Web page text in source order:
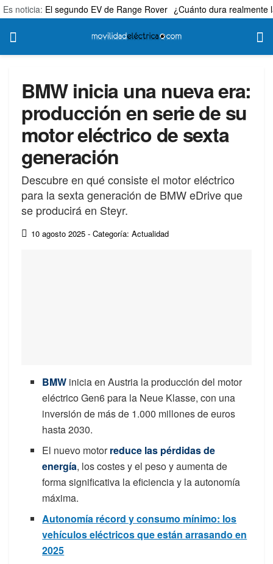
Es noticia: El segundo EV de Range Rover ¿Cuánto dura realmente
BMW inicia una nueva era:
producción en serie de su
motor eléctrico de sexta
generación
Descubre en qué consiste el motor eléctrico
para la sexta generación de BMW eDrive que
se producirá en Steyr.
10 agosto 2025 - Categoría: Actualidad
BMW inicia en Austria la producción del motor
eléctrico Gen6 para la Neue Klasse, con una
inversión de más de 1.000 millones de euros
hasta 2030.
El nuevo motorreduce las pérdidas de
energía, los costes y el peso y aumenta de
forma significativa la eficiencia y la autonomía
máxima.
Autonomía récord y consumo mínimo: los
vehículos eléctricos que están arrasando en
2025